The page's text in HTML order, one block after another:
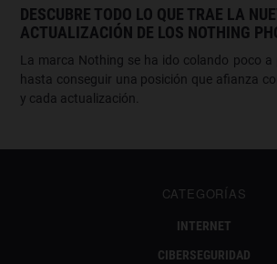
DESCUBRE TODO LO QUE TRAE LA
ACTUALIZACIÓN DE LOS NOTHING
La marca Nothing se ha ido colando poco a
hasta conseguir una posición que afianza
y cada actualización.
CATEGORÍAS
INTERNET
CIBERSEGURIDAD